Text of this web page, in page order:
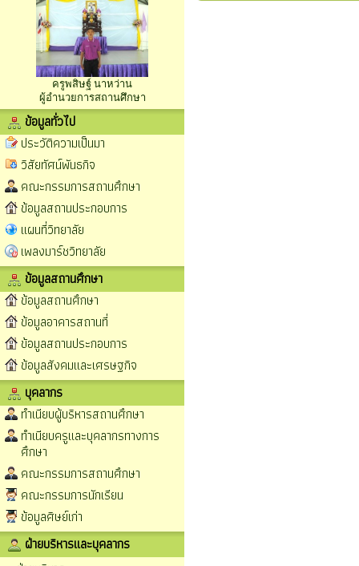
ครูพสิษฐ์ นาหว่าน
ผู้อำนวยการสถานศึกษา
ข้อมูลทั่วไป
ประวัติความเป็นมา
วิสัยทัศน์พันธกิจ
คณะกรรมการสถานศึกษา
ข้อมูลสถานประกอบการ
แผนที่วิทยาลัย
เพลงมาร์ชวิทยาลัย
ข้อมูลสถานศึกษา
ข้อมูลสถานศึกษา
ข้อมูลอาคารสถานที่
ข้อมูลสถานประกอบการ
ข้อมูลสังคมและเศรษฐกิจ
บุคลากร
ทำเนียบผู้บริหารสถานศึกษา
ทำเนียบครูและบุคลากรทางการ
ศึกษา
คณะกรรมการสถานศึกษา
คณะกรรมการนักเรียน
ข้อมูลศิษย์เก่า
ฝ่ายบริหารและบุคลากร